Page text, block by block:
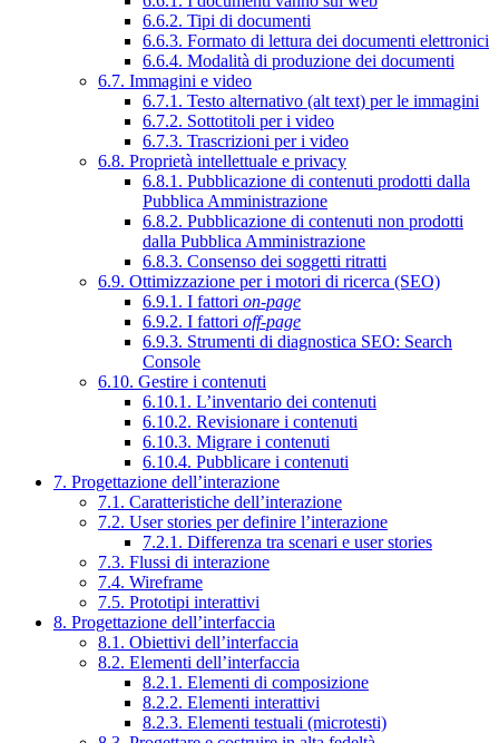
6.6.2. Tipi di documenti
6.6.3. Formato di lettura dei documenti elettronici
6.6.4. Modalità di produzione dei documenti
6.7. Immagini e video
6.7.1. Testo alternativo (alt text) per le immagini
6.7.2. Sottotitoli per i video
6.7.3. Trascrizioni per i video
6.8. Proprietà intellettuale e privacy
6.8.1. Pubblicazione di contenuti prodotti dalla
Pubblica Amministrazione
6.8.2. Pubblicazione di contenuti non prodotti
dalla Pubblica Amministrazione
6.8.3. Consenso dei soggetti ritratti
6.9. Ottimizzazione per i motori di ricerca (SEO)
6.9.1. I fattori on-page
6.9.2. I fattori off-page
6.9.3. Strumenti di diagnostica SEO: Search
Console
6.10. Gestire i contenuti
6.10.1. L’inventario dei contenuti
6.10.2. Revisionare i contenuti
6.10.3. Migrare i contenuti
6.10.4. Pubblicare i contenuti
7. Progettazione dell’interazione
7.1. Caratteristiche dell’interazione
7.2. User stories per definire l’interazione
7.2.1. Differenza tra scenari e user stories
7.3. Flussi di interazione
7.4. Wireframe
7.5. Prototipi interattivi
8. Progettazione dell’interfaccia
8.1. Obiettivi dell’interfaccia
8.2. Elementi dell’interfaccia
8.2.1. Elementi di composizione
8.2.2. Elementi interattivi
8.2.3. Elementi testuali (microtesti)